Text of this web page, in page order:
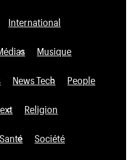
International
Musique
News Tech People
Religion
Santé Société